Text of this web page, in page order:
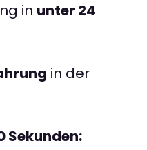
in unter 24
in der
Sekunden: